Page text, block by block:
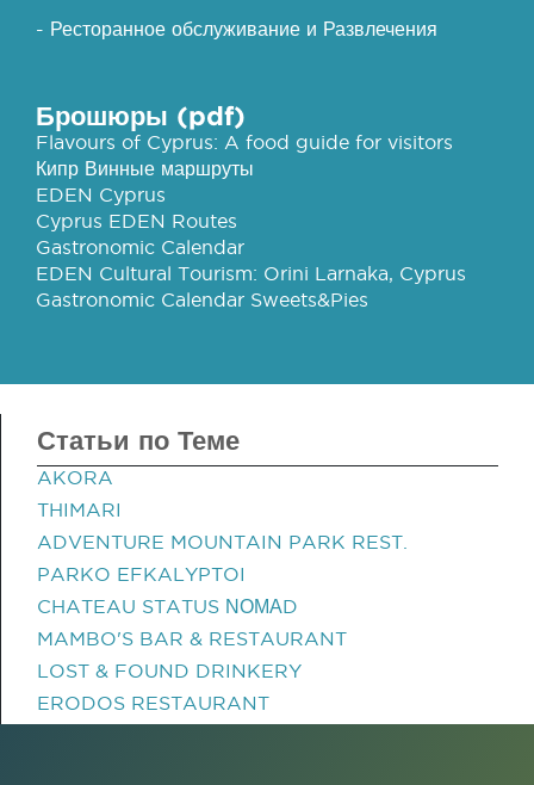
- Ресторанное обслуживание и Развлечения
Брошюры (pdf)
Flavours of Cyprus: A food guide for visitors
Кипр Винные маршруты
EDEN Cyprus
Cyprus EDEN Routes
Gastronomic Calendar
EDEN Cultural Tourism: Orini Larnaka, Cyprus
Gastronomic Calendar Sweets&Pies
Статьи по Теме
AKORA
THIMARI
ADVENTURE MOUNTAIN PARK REST.
PARKO EFKALYPTOI
CHATEAU STATUS ΝΟΜΑD
MAMBO'S BAR & RESTAURANT
LOST & FOUND DRINKERY
ERODOS RESTAURANT